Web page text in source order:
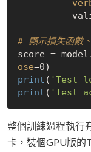
# 顯示損失函數
score =
ose
print ( 'Test
print ( 'Test
整個訓練過程執行
卡，裝個GPU版的